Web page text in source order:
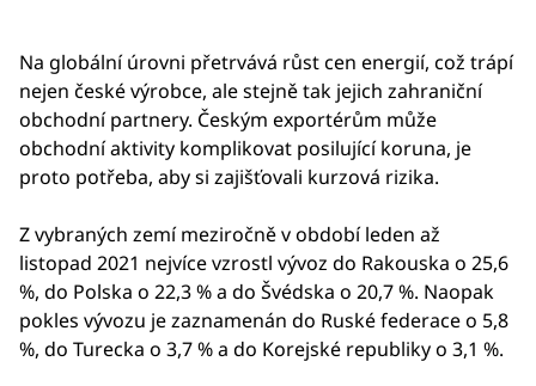
Na globální úrovni přetrvává růst cen energií, což trápí
nejen české výrobce, ale stejně tak jejich zahraniční
obchodní partnery. Českým exportérům může
obchodní aktivity komplikovat posilující koruna, je
proto potřeba, aby si zajišťovali kurzová rizika.
Z vybraných zemí meziročně v období leden až
listopad 2021 nejvíce vzrostl vývoz do Rakouska o 25,6
%, do Polska o 22,3 % a do Švédska o 20,7 %. Naopak
pokles vývozu je zaznamenán do Ruské federace o 5,8
%, do Turecka o 3,7 % a do Korejské republiky o 3,1 %.